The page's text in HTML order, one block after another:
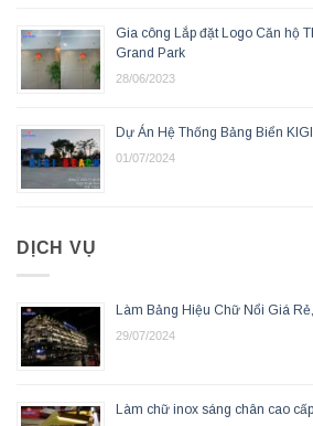
Gia công Lắp đặt Logo Căn hộ
Grand Park
28/06/2023
Dự Án Hệ Thống Bảng Biển
01/07/2024
DỊCH VỤ
Làm Bảng Hiệu Chữ Nổi Giá
29/07/2024
Làm chữ inox sáng chân cao